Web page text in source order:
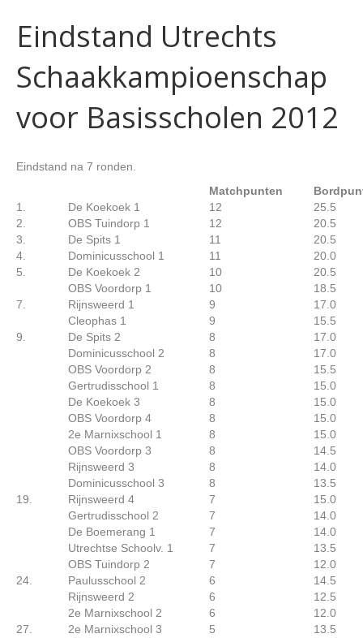
Eindstand Utrechts
Schaakkampioenschap
voor Basisscholen 2012
Eindstand na 7 ronden.
Matchpunten
1.
De Koekoek 1 12
25.5
2.
OBS Tuindorp 1 12
20.5
3.
De Spits 1 11
20.5
4.
Dominicusschool 1 11
20.0
5.
De Koekoek 2 10
20.5
OBS Voordorp 1
10
18.5
7.
Rijnsweerd 1 9
17.0
Cleophas 1
9
15.5
9.
De Spits 2 8
17.0
Dominicusschool 2
8
17.0
OBS Voordorp 2
8
15.5
Gertrudisschool 1
8
15.0
De Koekoek 3
8
15.0
OBS Voordorp 4
8
15.0
2e Marnixschool 1
8
15.0
OBS Voordorp 3
8
14.5
Rijnsweerd 3
8
14.0
Dominicusschool 3
8
13.5
19.
Rijnsweerd 4 7
15.0
Gertrudisschool 2
7
14.0
De Boemerang 1
7
14.0
Utrechtse Schoolv. 1
7
13.5
OBS Tuindorp 2
7
12.0
24.
Paulusschool 2 6
14.5
Rijnsweerd 2
6
12.5
2e Marnixschool 2
6
12.0
27.
2e Marnixschool 3 5
13.5